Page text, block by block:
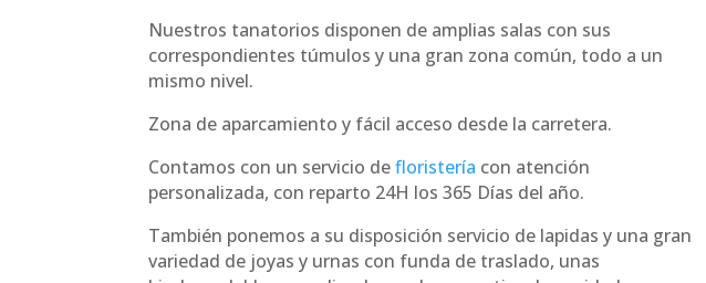
Nuestros tanatorios disponen de amplias salas con sus
correspondientes túmulos y una gran zona común, todo a un
mismo nivel.
Zona de aparcamiento y fácil acceso desde la carretera.
Contamos con un servicio defloristería con atención
personalizada, con reparto 24H los 365 Días del año.
También ponemos a su disposición servicio de lapidas y una gran
variedad de joyas y urnas con funda de traslado, unas